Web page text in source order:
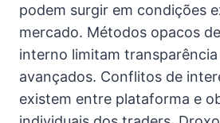
podem surgir em condições
mercado. Métodos opacos
interno limitam
avançados. Conflitos de
existem entre plataforma e